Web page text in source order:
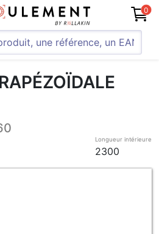
0
Longueur intérieure
2300